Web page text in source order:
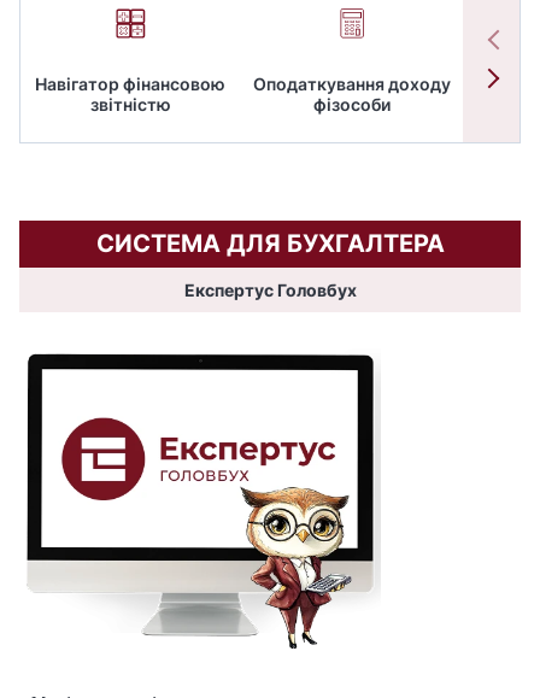
Навігатор фінансовою
звітністю
Оподаткування доходу
фізособи
СИСТЕМА ДЛЯ БУХГАЛТЕРА
Експертус Головбух